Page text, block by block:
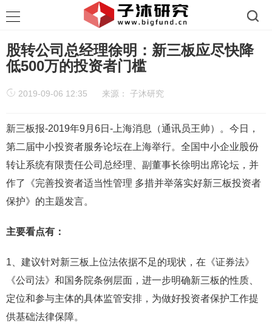
股转公司总经理徐明：新三板应尽快降
低500万的投资者门槛
2019-09-06 12:35 来源： 子沐研究
新三板报-2019年9月6日-上海消息（通讯员王帅）。今日，
第二届中小投资者服务论坛在上海举行。全国中小企业股份
转让系统有限责任公司总经理、副董事长徐明出席论坛，并
作了《完善投资者适当性管理 多措并举落实好新三板投资者
保护》的主题发言。
主要看点有：
1、建议针对新三板上位法依据不足的现状，在《证券法》
《公司法》和国务院条例层面，进一步明确新三板的性质、
定位和参与主体的具体监管安排，为做好投资者保护工作提
供基础法律保障。